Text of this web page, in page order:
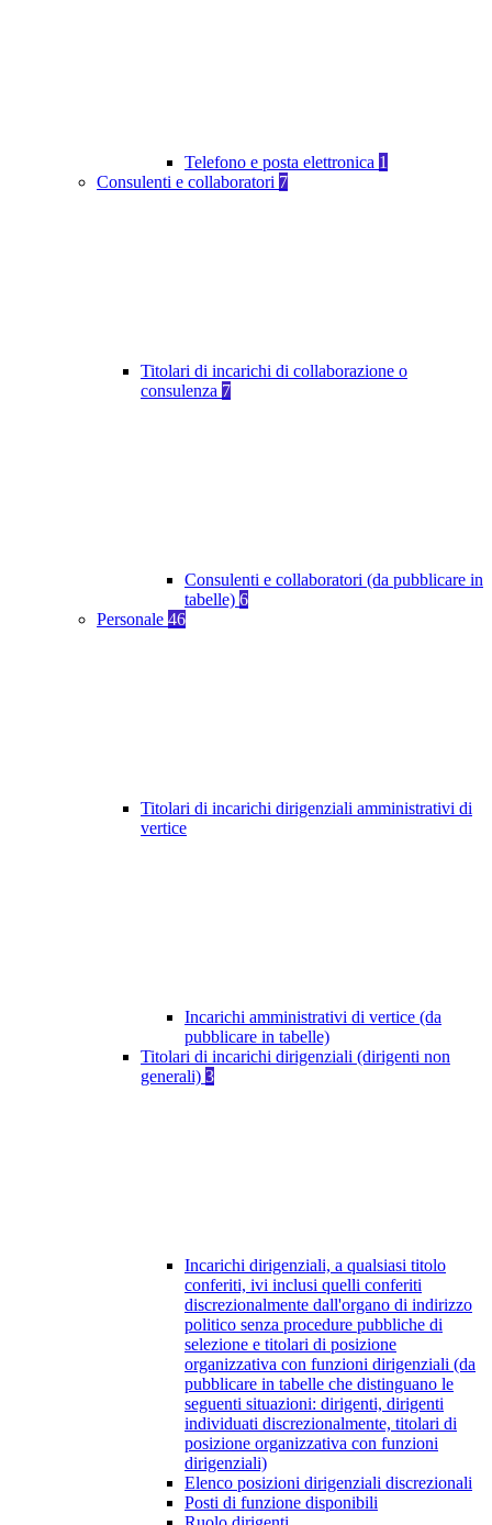
Telefono e posta elettronica 1
Consulenti e collaboratori 7
Titolari di incarichi di collaborazione o
consulenza 7
Consulenti e collaboratori (da pubblicare in
tabelle) 6
Personale 46
Titolari di incarichi dirigenziali amministrativi di
vertice
Incarichi amministrativi di vertice (da
pubblicare in tabelle)
Titolari di incarichi dirigenziali (dirigenti non
generali) 3
Incarichi dirigenziali, a qualsiasi titolo
conferiti, ivi inclusi quelli conferiti
discrezionalmente dall'organo di indirizzo
politico senza procedure pubbliche di
selezione e titolari di posizione
organizzativa con funzioni dirigenziali (da
pubblicare in tabelle che distinguano le
seguenti situazioni: dirigenti, dirigenti
individuati discrezionalmente, titolari di
posizione organizzativa con funzioni
dirigenziali)
Elenco posizioni dirigenziali discrezionali
Posti di funzione disponibili